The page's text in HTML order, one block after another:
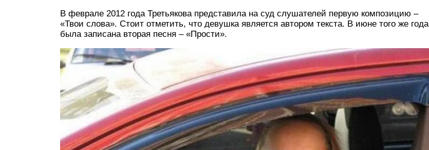
В феврале 2012 года Третьякова представила на суд слушателей первую композицию –
«Твои слова». Стоит отметить, что девушка является автором текста. В июне того же года
была записана вторая песня – «Прости».